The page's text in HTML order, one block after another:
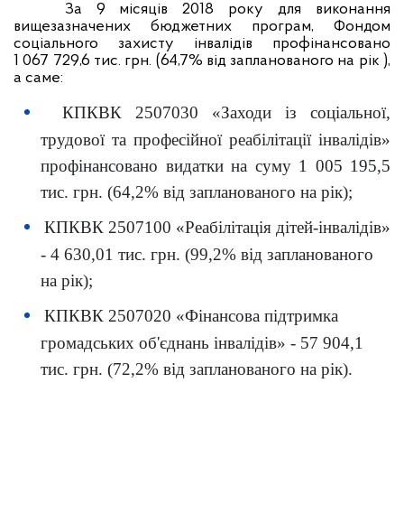
За 9 місяців 2018 року для виконання
вищезазначених бюджетних програм, Фондом
соціального захисту інвалідів профінансовано
1 067 729,6 тис. грн. (64,7% від запланованого на рік ),
а саме:
КПКВК 2507030 «Заходи із соціальної,
трудової та професійної реабілітації інвалідів»
профінансовано видатки на суму 1 005 195,5
тис. грн. (64,2% від запланованого на рік);
КПКВК 2507100 «Реабілітація дітей-інвалідів»
- 4 630,01 тис. грн. (99,2% від запланованого
на рік);
КПКВК 2507020 «Фінансова підтримка
громадських об'єднань інвалідів» - 57 904,1
тис. грн. (72,2% від запланованого на рік).